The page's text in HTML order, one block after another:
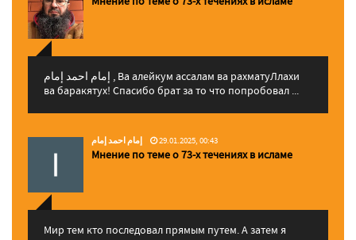
إمام احمد إمام , Ва алейкум ассалам ва рахматуЛлахи
ва баракятух! Спасибо брат за то что попробовал ...
إمام احمد إمام 29.01.2025, 00:43
Мнение по теме о 73-х течениях в исламе
Мир тем кто последовал прямым путем. А затем я